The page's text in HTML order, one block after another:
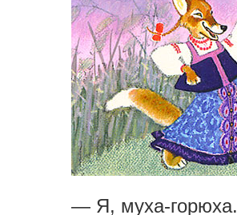
— Я, муха-горюха.